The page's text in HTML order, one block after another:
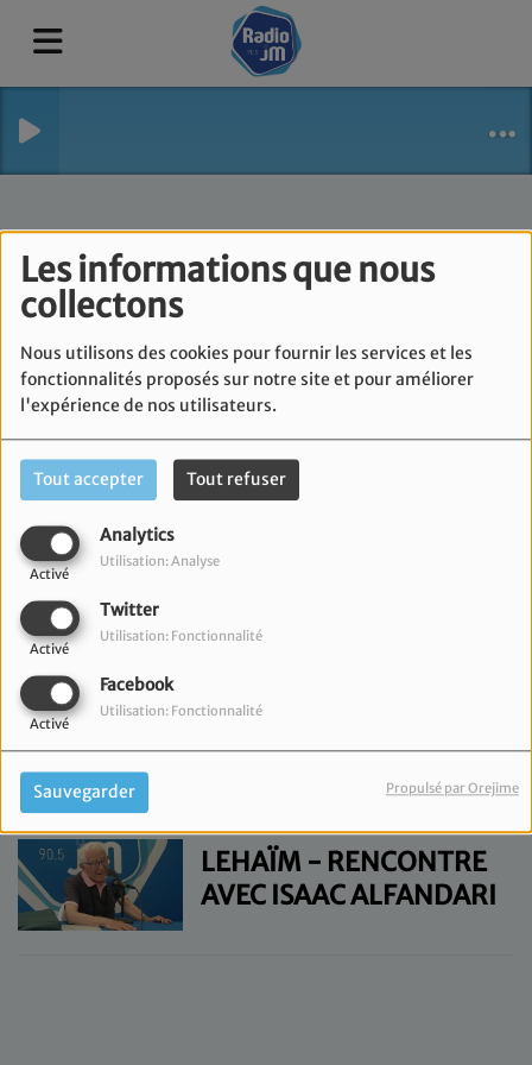
Les informations que nous
collectons
Nous utilisons des cookies pour fournir les services et les
fonctionnalités proposés sur notre site et pour améliorer
l'expérience de nos utilisateurs.
Tout accepter Tout refuser
Analytics
Activé
Utilisation: Analyse
Twitter
Activé
Utilisation: Fonctionnalité
Facebook
Activé
Utilisation: Fonctionnalité
Sauvegarder Propulsé par Orejime
Lehaïm
LEHAÏM - RENCONTRE
AVEC DENISE TOROS-
LEHAÏM - RENCONTRE
AVEC ISAAC ALFANDARI